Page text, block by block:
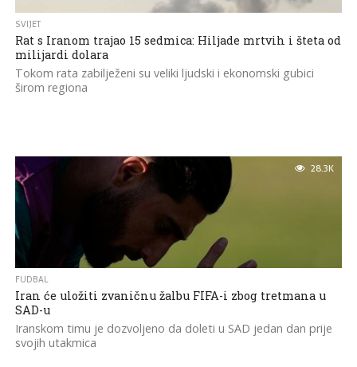
SVIJET
Rat s Iranom trajao 15 sedmica: Hiljade mrtvih i šteta od
milijardi dolara
Tokom rata zabilježeni su veliki ljudski i ekonomski gubici
širom regiona
28.3K
FUDBAL
Iran će uložiti zvaničnu žalbu FIFA-i zbog tretmana u
SAD-u
Iranskom timu je dozvoljeno da doleti u SAD jedan dan prije
svojih utakmica